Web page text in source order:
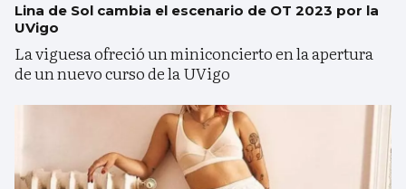
Lina de Sol cambia el escenario de OT 2023 por la
UVigo
La viguesa ofreció un miniconcierto en la apertura
de un nuevo curso de la UVigo